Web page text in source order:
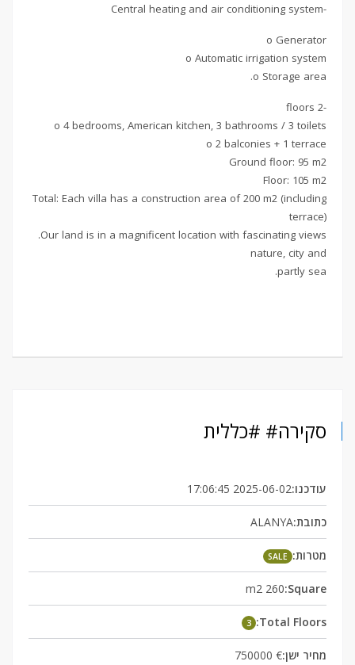
-Central heating and air conditioning system
o Generator
o Automatic irrigation system
o Storage area.
-2 floors
o 4 bedrooms, American kitchen, 3 bathrooms / 3 toilets
o 2 balconies + 1 terrace
Ground floor: 95 m2
Floor: 105 m2
Total: Each villa has a construction area of ​​200 m2 (including
terrace)
Our land is in a magnificent location with fascinating views.
nature, city and
partly sea.
סקירה# #כללית
עודכנו:2025-06-02 17:06:45
כתובת:ALANYA
מטרות: SALE
Square:
260 m2
Total Floors:
3
מחיר ישן:€ 750000